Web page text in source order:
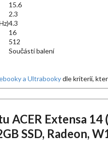
15.6
2.3
4.3
16
512
Součástí balení
a Ultrabookydle kriterií,
ACER Extensa 14
SSD, Radeon,